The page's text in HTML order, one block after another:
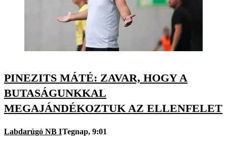
PINEZITS MÁTÉ: ZAVAR, HOGY A
BUTASÁGUNKKAL
MEGAJÁNDÉKOZTUK AZ ELLENFELET
Labdarúgó NB ITegnap, 9:01